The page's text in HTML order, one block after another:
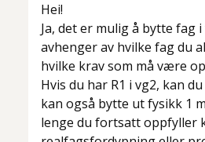
Hei!
Ja, det er mulig å bytte fag
avhenger av hvilke fag du
hvilke krav som må være
Hvis du har R1 i vg2, kan
kan også bytte ut fysikk 1
lenge du fortsatt oppfyller